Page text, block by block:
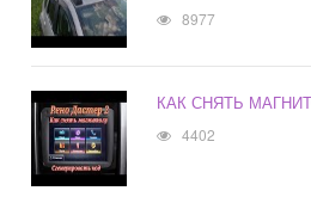
8977
КАК СНЯТЬ
4402